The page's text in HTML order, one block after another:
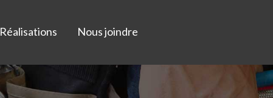
Réalisations Nous joindre